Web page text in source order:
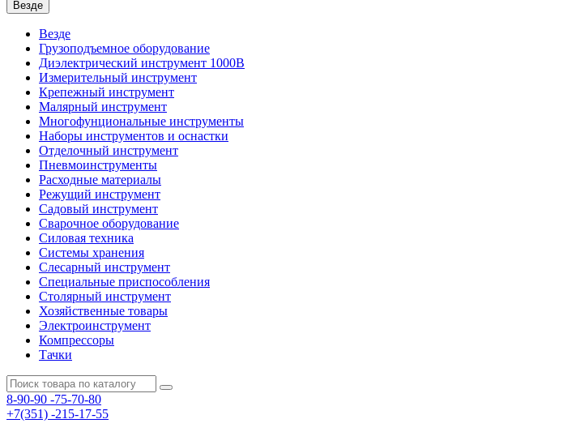
Везде
Везде
Грузоподъемное оборудование
Диэлектрический инструмент 1000В
Измерительный инструмент
Крепежный инструмент
Малярный инструмент
Многофунциональные инструменты
Наборы инструментов и оснастки
Отделочный инструмент
Пневмоинструменты
Расходные материалы
Режущий инструмент
Садовый инструмент
Сварочное оборудование
Силовая техника
Системы хранения
Слесарный инструмент
Специальные приспособления
Столярный инструмент
Хозяйственные товары
Электроинструмент
Компрессоры
Тачки
8-90-90 -75-70-80
+7(351) -215-17-55